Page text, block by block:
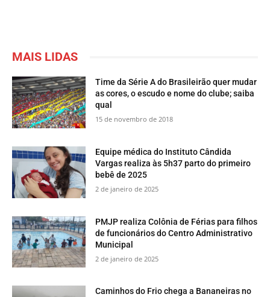
MAIS LIDAS
Time da Série A do Brasileirão quer mudar
as cores, o escudo e nome do clube; saiba
qual
15 de novembro de 2018
Equipe médica do Instituto Cândida
Vargas realiza às 5h37 parto do primeiro
bebê de 2025
2 de janeiro de 2025
PMJP realiza Colônia de Férias para filhos
de funcionários do Centro Administrativo
Municipal
2 de janeiro de 2025
​Caminhos do Frio chega a Bananeiras no